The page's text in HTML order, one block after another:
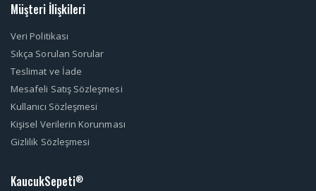
Müşteri İlişkileri
Veri Politikası
Sıkça Sorulan Sorular
Teslimat ve İade
Mesafeli Satış Sözleşmesi
Kullanıcı Sözleşmesi
Kişisel Verilerin Korunması
Gizlilik Sözleşmesi
KaucukSepeti®